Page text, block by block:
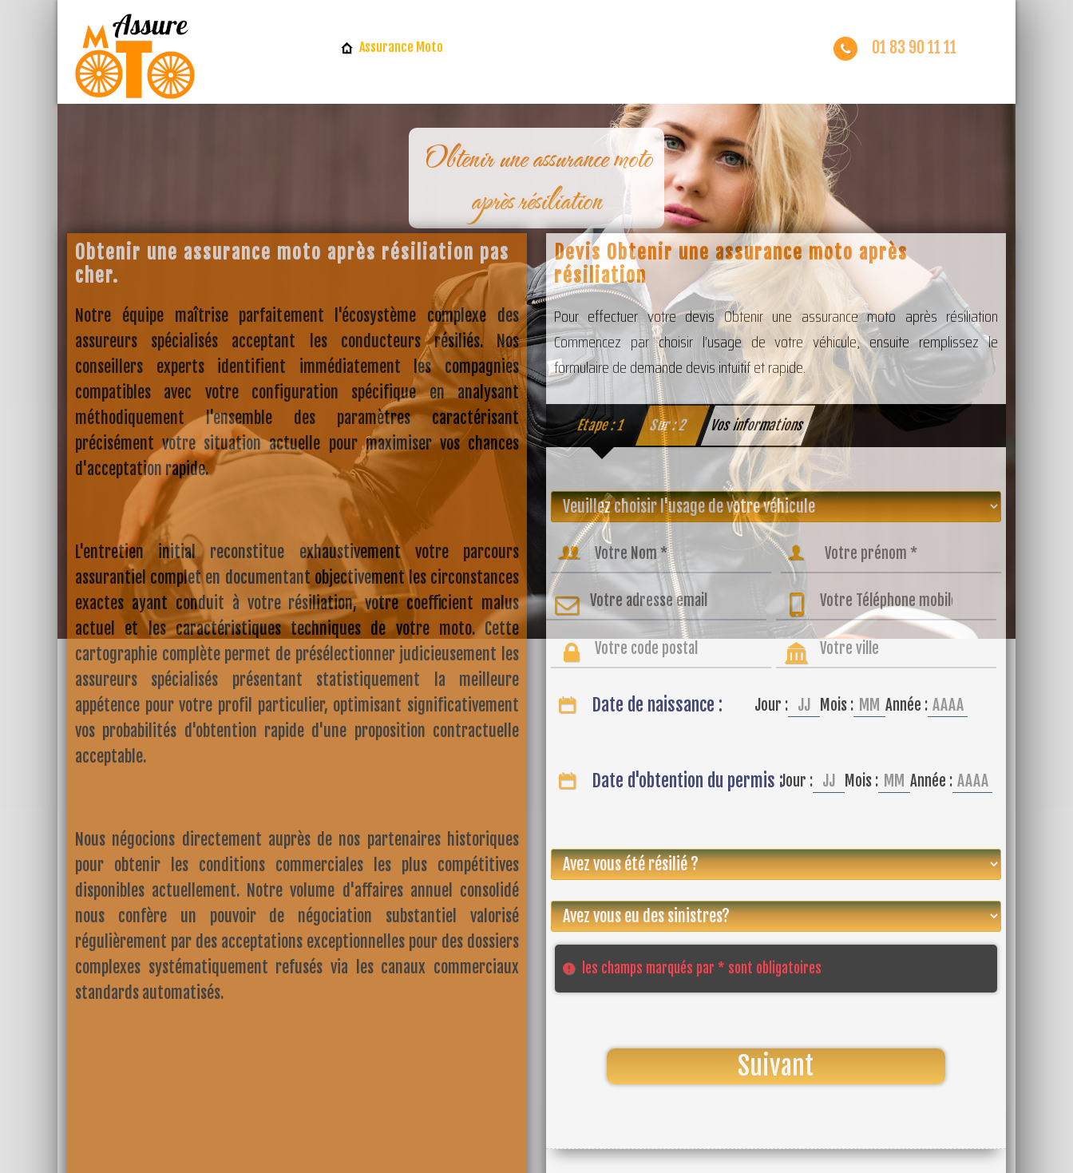
Assurance Moto 01 83 90 11 11
Obtenir une assurance moto
après résiliation
Obtenir une assurance moto après résiliation pas
cher.
Notre équipe maîtrise parfaitement l'écosystème complexe des
assureurs spécialisés acceptant les conducteurs résiliés. Nos
conseillers experts identifient immédiatement les compagnies
compatibles avec votre configuration spécifique en analysant
méthodiquement l'ensemble des paramètres caractérisant
précisément votre situation actuelle pour maximiser vos chances
d'acceptation rapide.
L'entretien initial reconstitue exhaustivement votre parcours
assurantiel complet en documentant objectivement les circonstances
exactes ayant conduit à votre résiliation, votre coefficient malus
actuel et les caractéristiques techniques de votre moto. Cette
cartographie complète permet de présélectionner judicieusement les
assureurs spécialisés présentant statistiquement la meilleure
appétence pour votre profil particulier, optimisant significativement
vos probabilités d'obtention rapide d'une proposition contractuelle
acceptable.
Nous négocions directement auprès de nos partenaires historiques
pour obtenir les conditions commerciales les plus compétitives
disponibles actuellement. Notre volume d'affaires annuel consolidé
nous confère un pouvoir de négociation substantiel valorisé
régulièrement par des acceptations exceptionnelles pour des dossiers
complexes systématiquement refusés via les canaux commerciaux
standards automatisés.
Devis Obtenir une assurance moto après
résiliation
Pour effectuer votre devis Obtenir une assurance moto après résiliation
Commencez par choisir l’usage de votre véhicule, ensuite remplissez le
formulaire de demande devis intuitif et rapide.
Etape : 1 Sur : 2 Vos informations
Date de naissance : Jour : Mois : Année :
Date d'obtention du permis :Jour : Mois : Année :
les champs marqués par * sont obligatoires
Suivant